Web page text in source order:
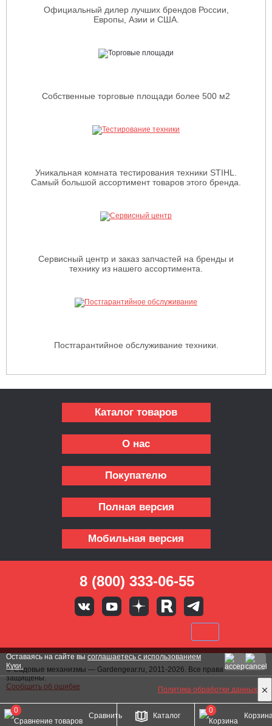
Официальный дилер лучших брендов России,
Европы, Азии и США.
Собственные торговые площади более 500 м2
Уникальная комната тестирования техники STIHL.
Самый большой ассортимент товаров этого бренда.
Сервисный центр и заказ запчастей на бренды и
технику из нашего ассортимента.
Постгарантийное обслуживание техники.
Каталог товаров
О нас
Покупателю
Полная версия
Мобильная версия
8 (800) 333-06-55
© Садовые механизмы — Gardengear.ru, 2011-2026. Все права
защищены.
Сообщить об ошибке
0
Каталог
Сравнить
0
Политика обработки данных
Оставаясь на сайте вы соглашаетесь с использованием
Куки.